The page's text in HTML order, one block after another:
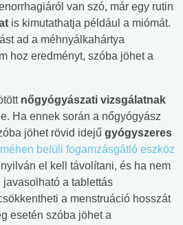
van szó, már egy rutin
is kimutathatja például a miómát.
ad a méhnyálkahártya
hoz eredményt, szóba jöhet a
nőgyógyászati vizsgálatnak
Ha ennek során a nőgyógyász
jöhet rövid idejű gyógyszeres
méhen belüli fogamzásgátló eszköz
el kell távolítani, és ha nem
a tablettás
a menstruáció hosszát
esetén szóba jöhet a